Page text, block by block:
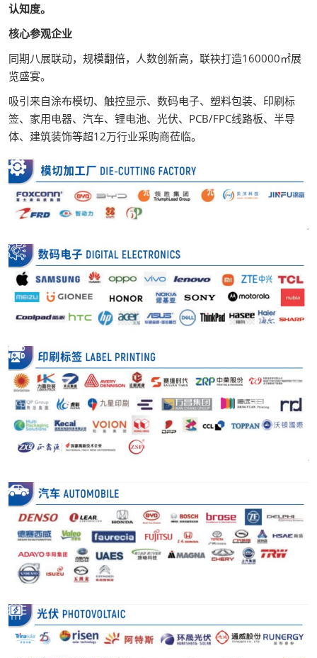
认知度。
核心参观企业
同期八展联动，规模翻倍，人数创新高，联袂打造160000㎡展
览盛宴。
吸引来自涂布模切、触控显示、数码电子、塑料包装、印刷标
签、家用电器、汽车、锂电池、光伏、PCB/FPC线路板、半导
体、建筑装饰等超12万行业采购商莅临。